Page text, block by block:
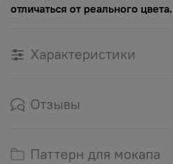
отличаться от реального цвета.
Характеристики
Отзывы
Паттерн для мокапа